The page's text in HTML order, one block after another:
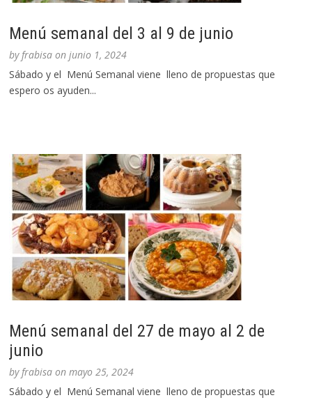
Menú semanal del 3 al 9 de junio
byfrabisa onjunio 1, 2024
Sábado y el Menú Semanal viene lleno de propuestas que
espero os ayuden...
Menú semanal del 27 de mayo al 2 de
junio
byfrabisa onmayo 25, 2024
Sábado y el Menú Semanal viene lleno de propuestas que